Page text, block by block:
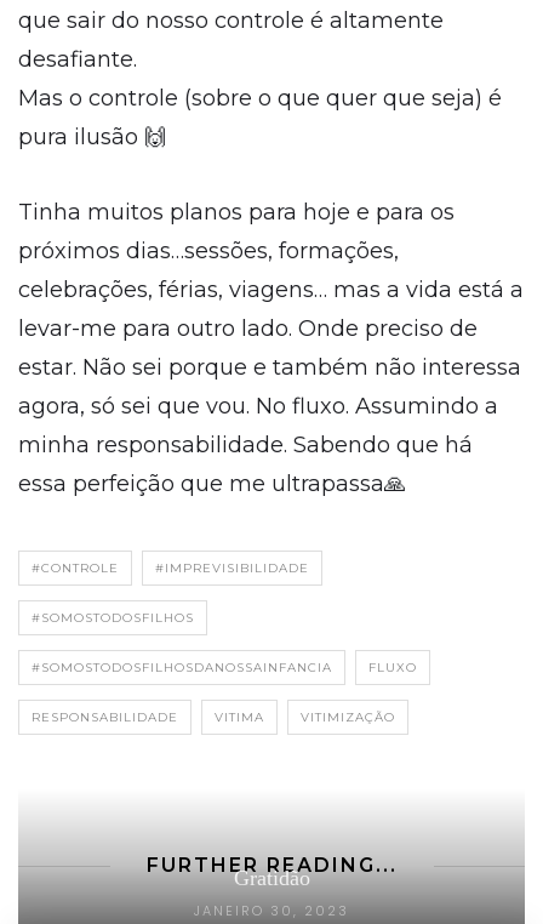
que sair do nosso controle é altamente
desafiante.
Mas o controle (sobre o que quer que seja) é
pura ilusão 🙌
Tinha muitos planos para hoje e para os
próximos dias…sessões, formações,
celebrações, férias, viagens… mas a vida está a
levar-me para outro lado. Onde preciso de
estar. Não sei porque e também não interessa
agora, só sei que vou. No fluxo. Assumindo a
minha responsabilidade. Sabendo que há
essa perfeição que me ultrapassa🙏
#CONTROLE #IMPREVISIBILIDADE
#SOMOSTODOSFILHOS
#SOMOSTODOSFILHOSDANOSSAINFANCIA FLUXO
RESPONSABILIDADE VITIMA VITIMIZAÇÃO
FURTHER READING...
Gratidão
JANEIRO 30, 2023